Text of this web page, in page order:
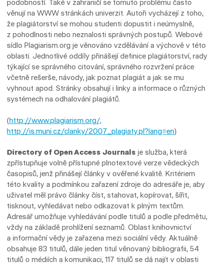
podobností. Také v zahraničí se tomuto problému často
věnují na WWW stránkách univerzit. Autoři vycházejí z toho,
že plagiátorství se mohou studenti dopustit i neúmyslně,
z pohodlnosti nebo neznalosti správných postupů. Webové
sídlo Plagiarism.org je věnováno vzdělávání a výchově v této
oblasti. Jednotlivé oddíly přinášejí definice plagiátorství, rady
týkající se správného citování, správného rozvržení práce
včetně rešerše, návody, jak poznat plagiát a jak se mu
vyhnout apod. Stránky obsahují i linky a informace o různých
systémech na odhalování plagiátů.
(http://www.plagiarism.org/,
http://is.muni.cz/clanky/2007_plagiaty.pl?lang=en)
Directory of Open Access Journals je služba, která
zpřístupňuje volně přístupné plnotextové verze vědeckých
časopisů, jenž přinášejí články v ověřené kvalitě. Kritériem
této kvality a podmínkou zařazení zdroje do adresáře je, aby
uživatel měl právo články číst, stahovat, kopírovat, šířit,
tisknout, vyhledávat nebo odkazovat k plným textům.
Adresář umožňuje vyhledávání podle titulů a podle předmětu,
vždy na základě prohlížení seznamů. Oblast knihovnictví
a informační vědy je zařazena mezi sociální vědy. Aktuálně
obsahuje 83 titulů, dále jeden titul věnovaný bibliografii, 54
titulů o médiích a komunikaci, 117 titulů se dá najít v oblasti